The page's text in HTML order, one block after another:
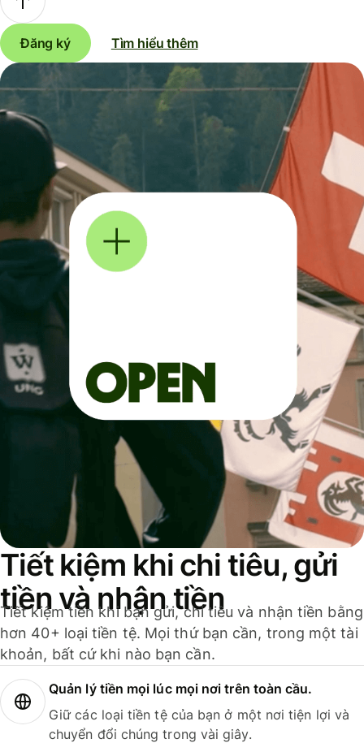
Đăng ký Tìm hiểu thêm
Tiết kiệm khi chi tiêu, gửi
tiền và nhận tiền
Tiết kiệm tiền khi bạn gửi, chi tiêu và nhận tiền bằng
hơn 40+ loại tiền tệ. Mọi thứ bạn cần, trong một tài
khoản, bất cứ khi nào bạn cần.
Quản lý tiền mọi lúc mọi nơi trên toàn cầu.
Giữ các loại tiền tệ của bạn ở một nơi tiện lợi và
chuyển đổi chúng trong vài giây.